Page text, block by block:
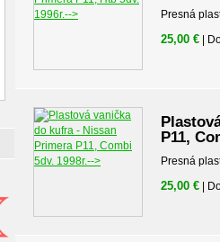
Presná
25,00 € |
P11,
Presná
25,00 € |